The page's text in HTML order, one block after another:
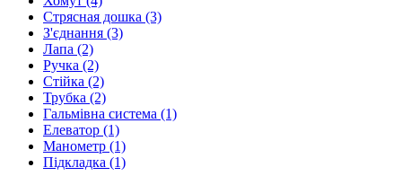
Стрясная дошка (3)
З'єднання (3)
Лапа (2)
Ручка (2)
Стійка (2)
Трубка (2)
Гальмівна система (1)
Елеватор (1)
Манометр (1)
Підкладка (1)